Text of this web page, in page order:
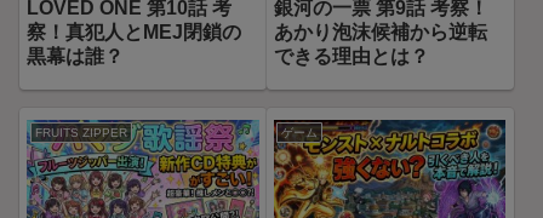
LOVED ONE 第10話 考
察！真犯人とMEJ閉鎖の
黒幕は誰？
銀河の一票 第9話 考察！
あかり泡沫候補から逆転
できる理由とは？
FRUITS ZIPPER ゲーム